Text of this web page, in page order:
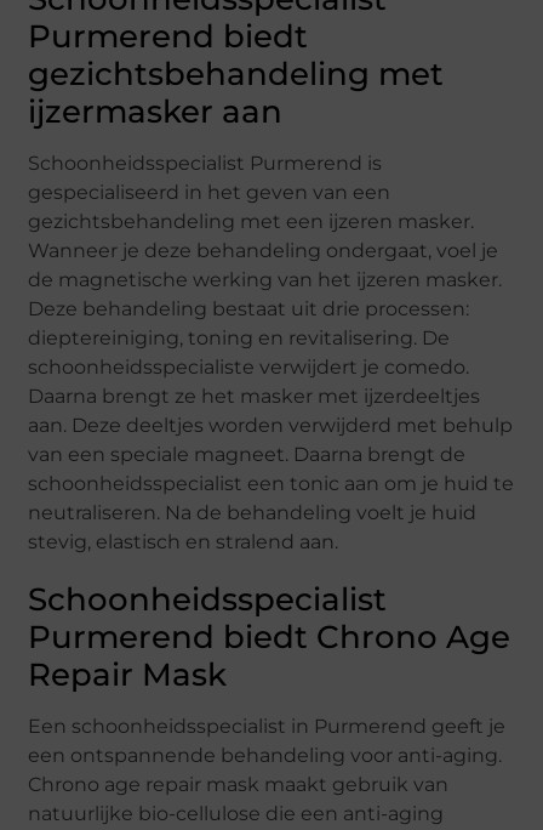
Purmerend biedt
gezichtsbehandeling met
ijzermasker aan
Schoonheidsspecialist Purmerend is
gespecialiseerd in het geven van een
gezichtsbehandeling met een ijzeren masker.
Wanneer je deze behandeling ondergaat, voel je
de magnetische werking van het ijzeren masker.
Deze behandeling bestaat uit drie processen:
dieptereiniging, toning en revitalisering. De
schoonheidsspecialiste verwijdert je comedo.
Daarna brengt ze het masker met ijzerdeeltjes
aan. Deze deeltjes worden verwijderd met behulp
van een speciale magneet. Daarna brengt de
schoonheidsspecialist een tonic aan om je huid te
neutraliseren. Na de behandeling voelt je huid
stevig, elastisch en stralend aan.
Schoonheidsspecialist
Purmerend biedt Chrono Age
Repair Mask
Een schoonheidsspecialist in Purmerend geeft je
een ontspannende behandeling voor anti-aging.
Chrono age repair mask maakt gebruik van
natuurlijke bio-cellulose die een anti-aging